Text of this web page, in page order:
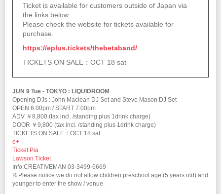
Ticket is available for customers outside of Japan via
the links below.
Please check the website for tickets available for
purchase.
https://eplus.tickets/thebetaband/
TICKETS ON SALE：OCT 18 sat
JUN 9 Tue - TOKYO : LIQUIDROOM
Opening DJs : John Maclean DJ Set and Steve Mason DJ Set
OPEN 6:00pm / START 7:00pm
ADV ￥8,800 (tax incl. /standing plus 1drink charge)
DOOR ￥9,800 (tax incl. /standing plus 1drink charge)
TICKETS ON SALE：OCT 18 sat
e+
Ticket Pia
Lawson Ticket
Info:CREATIVEMAN 03-3499-6669
※Please notice we do not allow children preschool age (5 years old) and
younger to enter the show / venue.